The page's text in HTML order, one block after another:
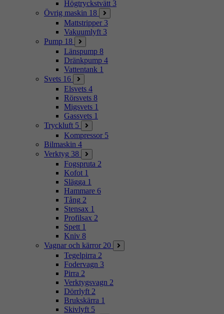
Högtryckstvätt 3
Övrig maskin 18
Mattstripper 3
Vakuumlyft 3
Pump 18
Länspump 8
Dränkpump 4
Vattentank 1
Svets 16
Elsvets 4
Rörsvets 8
Migsvets 1
Gassvets 1
Tryckluft 5
Kompressor 5
Bilmaskin 4
Verktyg 38
Fogspruta 2
Kofot 1
Slägga 1
Hammare 6
Tång 2
Stensax 1
Profilsax 2
Spett 1
Kniv 8
Vagnar och kärror 20
Tegelpirra 2
Fodervagn 3
Pirra 2
Verktygsvagn 2
Dörrlyft 2
Brukskärra 1
Skivlyft 5